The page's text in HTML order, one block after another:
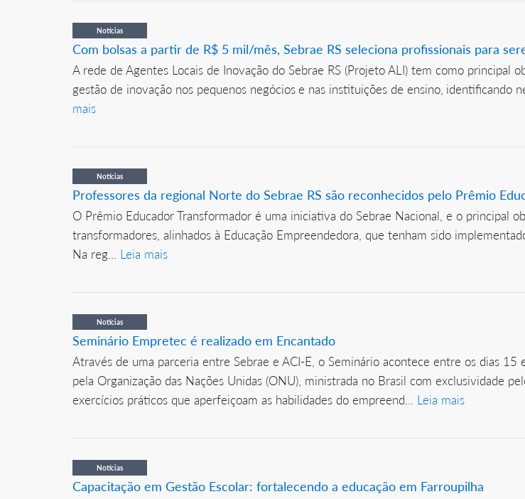
Notícias
Com bolsas a partir de R$ 5 mil/mês, Sebrae RS seleciona profissionais para
A rede de Agentes Locais de Inovação do Sebrae RS (Projeto ALI) tem como
gestão de inovação nos pequenos negócios e nas instituições de ensino, identificando
mais
Notícias
Professores da regional Norte do Sebrae RS são reconhecidos pelo Prêmio
O Prêmio Educador Transformador é uma iniciativa do Sebrae Nacional, e o principal
transformadores, alinhados à Educação Empreendedora, que tenham sido
Na reg... Leia mais
Notícias
Seminário Empretec é realizado em Encantado
Através de uma parceria entre Sebrae e ACI-E, o Seminário acontece entre os dias
pela Organização das Nações Unidas (ONU), ministrada no Brasil com exclusividade
exercícios práticos que aperfeiçoam as habilidades do empreend... Leia mais
Notícias
Capacitação em Gestão Escolar: fortalecendo a educação em Farroupilha